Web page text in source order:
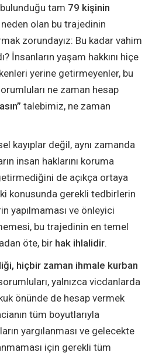
tam 79 kişinin
neden olan bu trajedinin
zorundayız: Bu kadar vahim
İnsanların yaşam hakkını hiçe
yerine getirmeyenler, bu
ne zaman hesap
talebimiz, ne zaman
kayıplar değil, aynı zamanda
insan haklarını koruma
de açıkça ortaya
konusunda gerekli tedbirlerin
yapılmaması ve önleyici
bu trajedinin en temel
öte, bir hak ihlalidir.
hiçbir zaman ihmale kurban
yalnızca vicdanlarda
önünde de hesap vermek
tüm boyutlarıyla
yargılanması ve gelecekte
için gerekli tüm